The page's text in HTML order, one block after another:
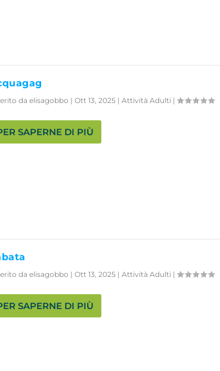
da elisagobbo | Ott 13, 2025| Attività Adulti |
SAPERNE DI PIÙ
da elisagobbo | Ott 13, 2025| Attività Adulti |
SAPERNE DI PIÙ